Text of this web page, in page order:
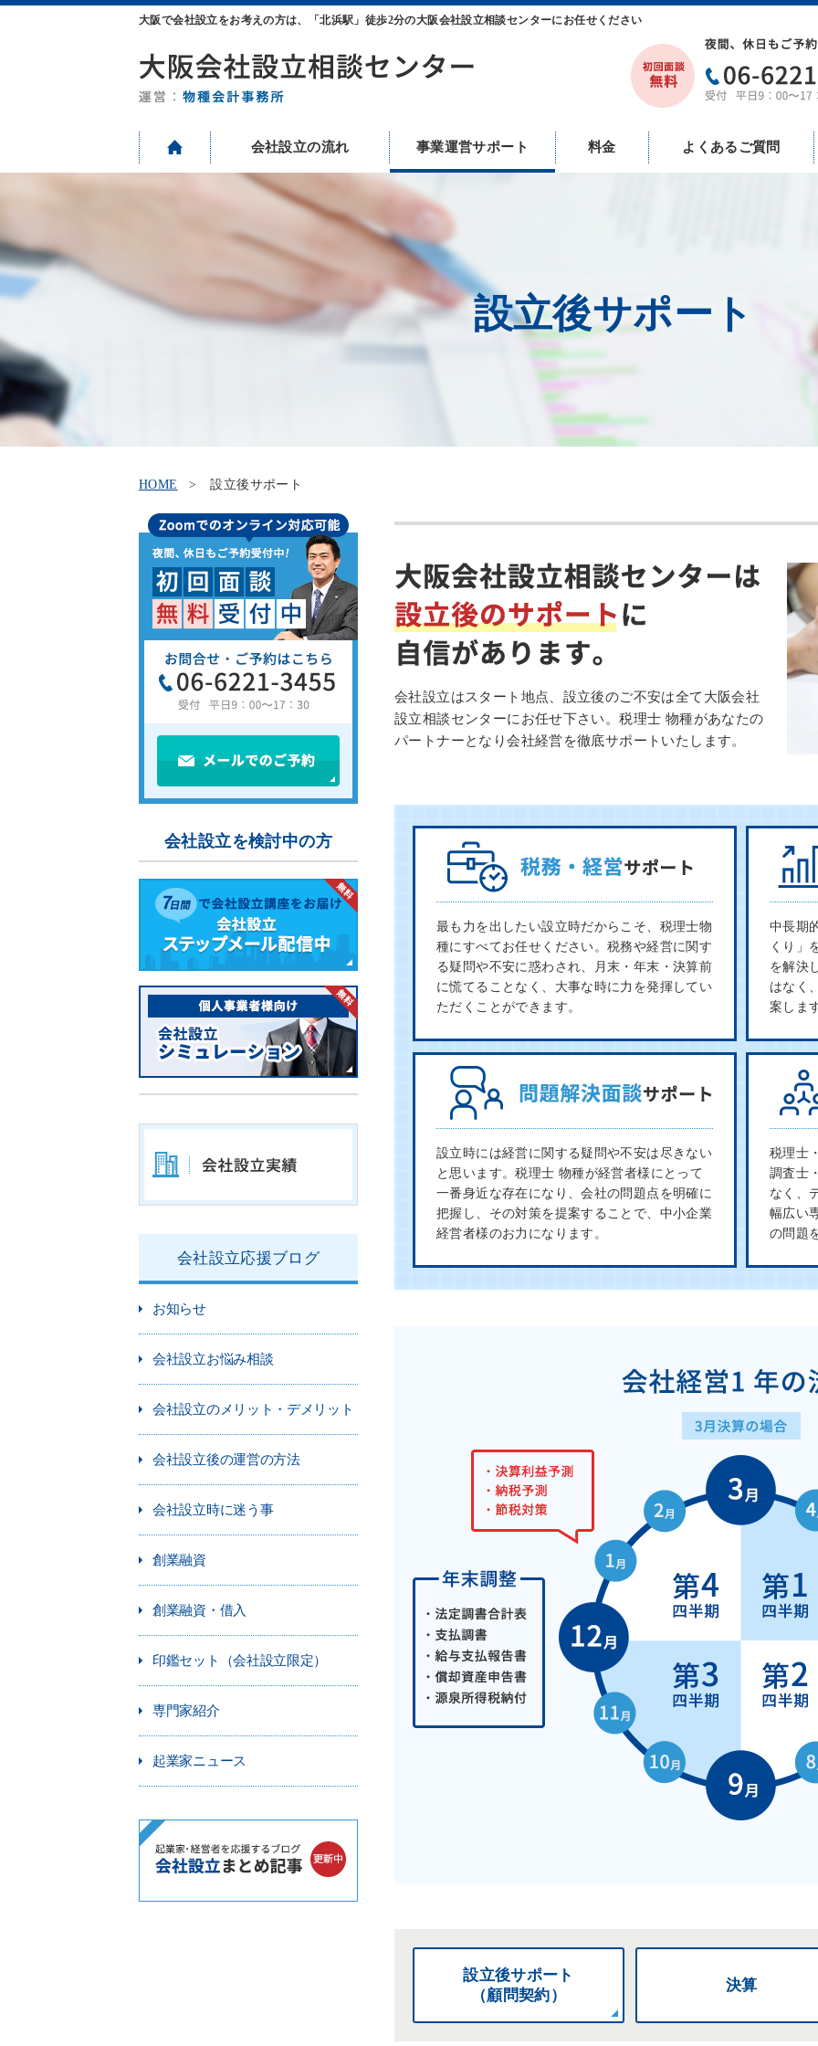
大阪で会社設立をお考えの方は、「北浜駅」徒歩2分の大阪会社設立相談センターにお任せください
HOME
会社設立の流れ 事業運営サポート 料金 よくあるご質問
設立後サポート
HOME 設立後サポート
会社設立はスタート地点、設立後のご不安は全て大阪会社
設立相談センターにお任せ下さい。税理士 物種があなたの
パートナーとなり会社経営を徹底サポートいたします。
最も力を出したい設立時だからこそ、税理士物
種にすべてお任せください。税務や経営に関す
る疑問や不安に惑わされ、月末・年末・決算前
に慌てることなく、大事な時に力を発揮してい
ただくことができます。
中長期
くり」
を解決
はなく
案しま
設立時には経営に関する疑問や不安は尽きない
と思います。税理士 物種が経営者様にとって
一番身近な存在になり、会社の問題点を明確に
把握し、その対策を提案することで、中小企業
経営者様のお力になります。
税理士
調査士
なく、
幅広い
の問題
設立後サポート
（顧問契約）
決算
会社設立を検討中の方
会社設立応援ブログ
お知らせ
会社設立お悩み相談
会社設立のメリット・デメリット
会社設立後の運営の方法
会社設立時に迷う事
創業融資
創業融資・借入
印鑑セット（会社設立限定）
専門家紹介
起業家ニュース